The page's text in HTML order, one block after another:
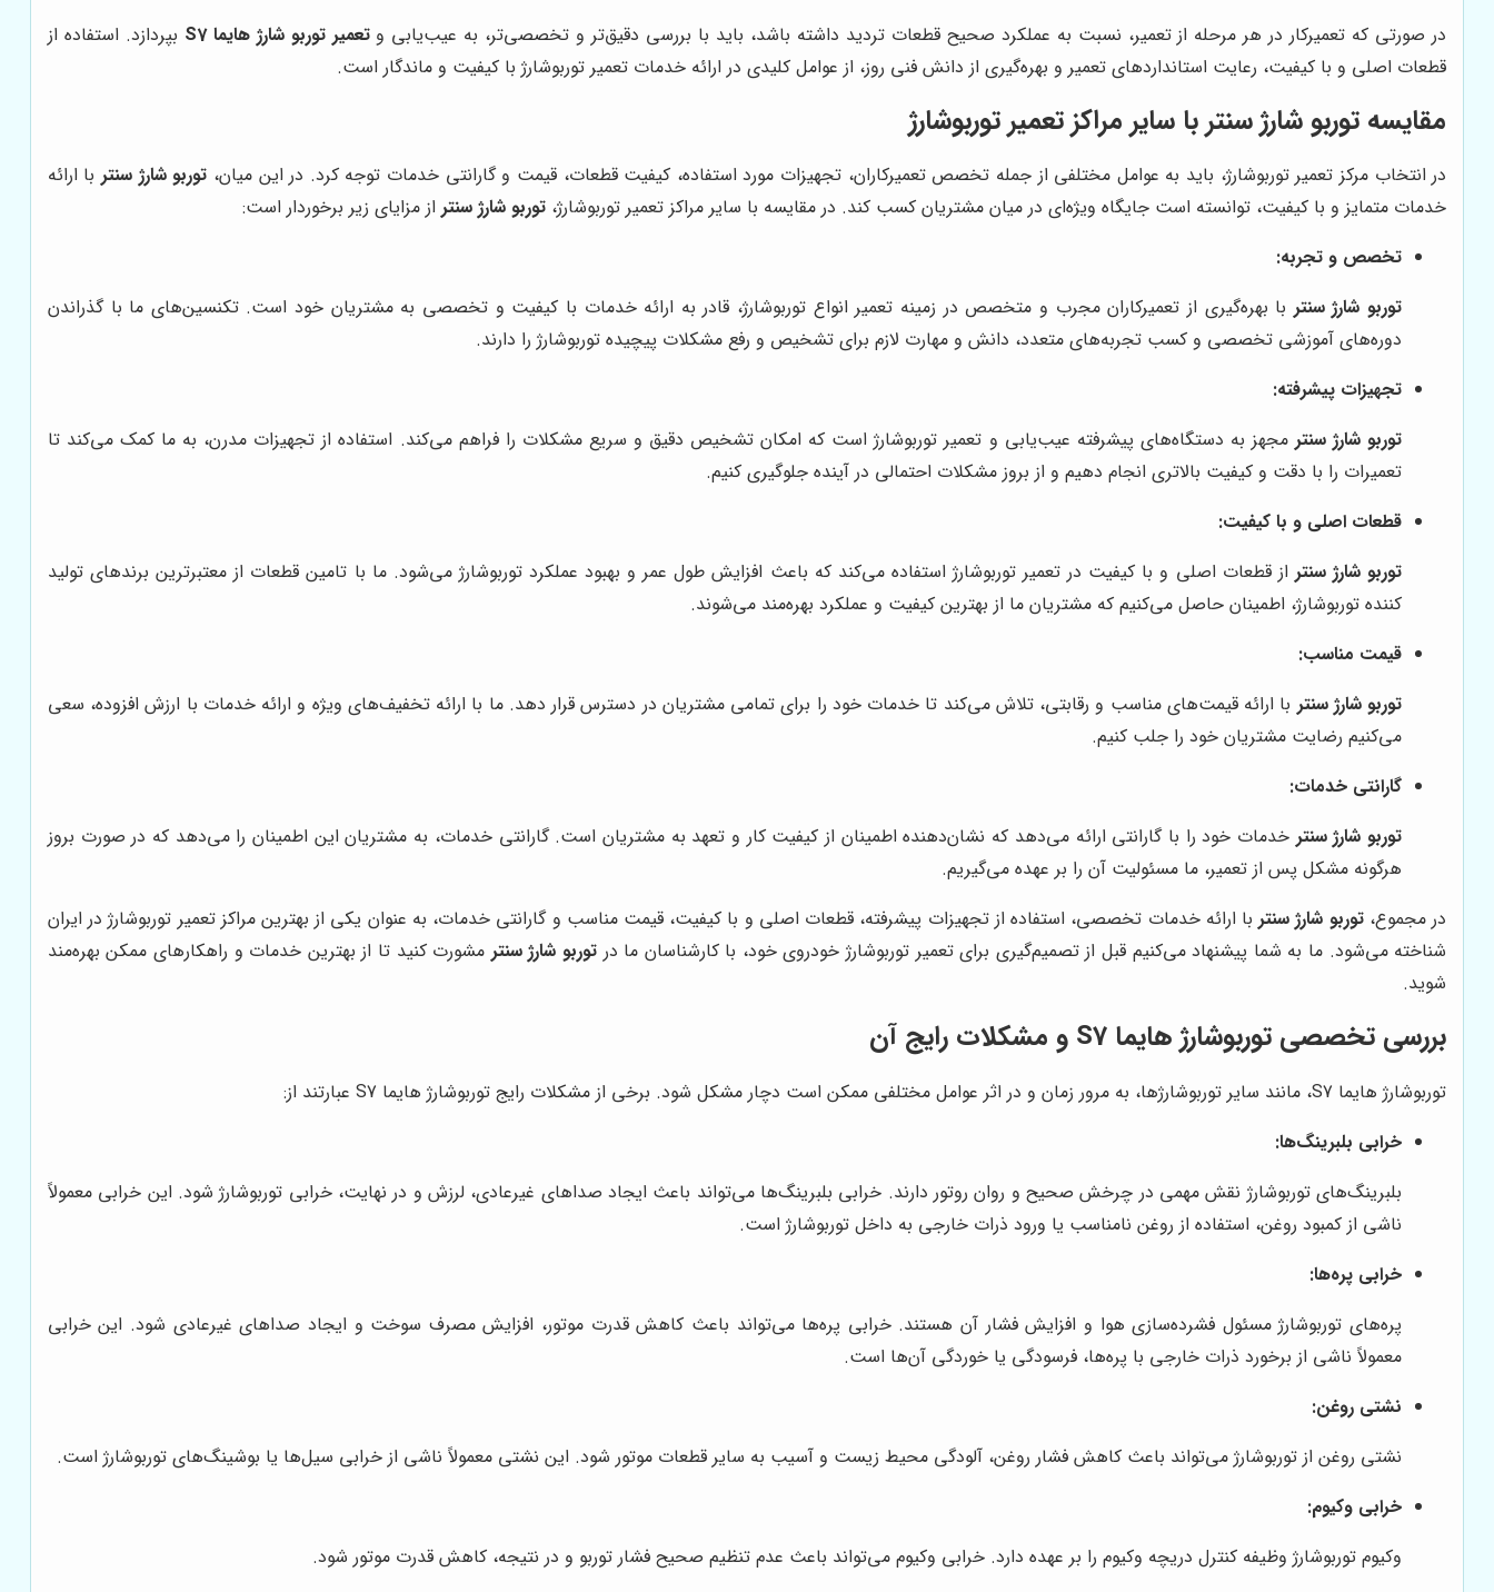
در صورتی که تعمیرکار در هر مرحله از تعمیر، نسبت به عملکرد صحیح قطعات تردید داشته باشد، باید با بررسی دقیق‌تر و تخصصی‌تر، به عیب‌یابی وتعمیر توربو شارژ هایما S7
بپردازد. استفاده از
قطعات اصلی و با کیفیت، رعایت استانداردهای تعمیر و بهره‌گیری از دانش فنی روز، از عوامل کلیدی در ارائه خدمات تعمیر توربوشارژ با کیفیت و ماندگار است.
مقایسه توربو شارژ سنتر با سایر مراکز تعمیر توربوشارژ
در انتخاب مرکز تعمیر توربوشارژ، باید به عوامل مختلفی از جمله تخصص تعمیرکاران، تجهیزات مورد استفاده، کیفیت قطعات، قیمت و گارانتی خدمات توجه کرد. در این میان، توربو شارژ سنتربا ارائه
خدمات متمایز و با کیفیت، توانسته است جایگاه ویژه‌ای در میان مشتریان کسب کند. در مقایسه با سایر مراکز تعمیر توربوشارژ، توربو شارژ سنتراز مزایای زیر برخوردار است:
تخصص و تجربه:
توربو شارژ سنتر با بهره‌گیری از تعمیرکاران مجرب و متخصص در زمینه تعمیر انواع توربوشارژ، قادر به ارائه خدمات با کیفیت و تخصصی به مشتریان خود است. تکنسین‌های ما با گذراندن
دوره‌های آموزشی تخصصی و کسب تجربه‌های متعدد، دانش و مهارت لازم برای تشخیص و رفع مشکلات پیچیده توربوشارژ را دارند.
تجهیزات پیشرفته:
توربو شارژ سنتر مجهز به دستگاه‌های پیشرفته عیب‌یابی و تعمیر توربوشارژ است که امکان تشخیص دقیق و سریع مشکلات را فراهم می‌کند. استفاده از تجهیزات مدرن، به ما کمک می‌کند تا
تعمیرات را با دقت و کیفیت بالاتری انجام دهیم و از بروز مشکلات احتمالی در آینده جلوگیری کنیم.
قطعات اصلی و با کیفیت:
توربو شارژ سنتر از قطعات اصلی و با کیفیت در تعمیر توربوشارژ استفاده می‌کند که باعث افزایش طول عمر و بهبود عملکرد توربوشارژ می‌شود. ما با تامین قطعات از معتبرترین برندهای تولید
کننده توربوشارژ، اطمینان حاصل می‌کنیم که مشتریان ما از بهترین کیفیت و عملکرد بهره‌مند می‌شوند.
قیمت مناسب:
توربو شارژ سنتر با ارائه قیمت‌های مناسب و رقابتی، تلاش می‌کند تا خدمات خود را برای تمامی مشتریان در دسترس قرار دهد. ما با ارائه تخفیف‌های ویژه و ارائه خدمات با ارزش افزوده، سعی
می‌کنیم رضایت مشتریان خود را جلب کنیم.
گارانتی خدمات:
توربو شارژ سنتر خدمات خود را با گارانتی ارائه می‌دهد که نشان‌دهنده اطمینان از کیفیت کار و تعهد به مشتریان است. گارانتی خدمات، به مشتریان این اطمینان را می‌دهد که در صورت بروز
هرگونه مشکل پس از تعمیر، ما مسئولیت آن را بر عهده می‌گیریم.
در مجموع،توربو شارژ سنتربا ارائه خدمات تخصصی، استفاده از تجهیزات پیشرفته، قطعات اصلی و با کیفیت، قیمت مناسب و گارانتی خدمات، به عنوان یکی از بهترین مراکز تعمیر توربوشارژ در ایران
شناخته می‌شود. ما به شما پیشنهاد می‌کنیم قبل از تصمیم‌گیری برای تعمیر توربوشارژ خودروی خود، با کارشناسان ما درتوربو شارژ سنتر مشورت کنید تا از بهترین خدمات و راهکارهای ممکن بهره‌مند
شوید.
بررسی تخصصی توربوشارژ هایما S7 و مشکلات رایج آن
توربوشارژ هایما S7، مانند سایر توربوشارژها، به مرور زمان و در اثر عوامل مختلفی ممکن است دچار مشکل شود. برخی از مشکلات رایج توربوشارژ هایما S7 عبارتند از:
خرابی بلبرینگ‌ها:
بلبرینگ‌های توربوشارژ نقش مهمی در چرخش صحیح و روان روتور دارند. خرابی بلبرینگ‌ها می‌تواند باعث ایجاد صداهای غیرعادی، لرزش و در نهایت، خرابی توربوشارژ شود. این خرابی معمولاً
ناشی از کمبود روغن، استفاده از روغن نامناسب یا ورود ذرات خارجی به داخل توربوشارژ است.
خرابی پره‌ها:
پره‌های توربوشارژ مسئول فشرده‌سازی هوا و افزایش فشار آن هستند. خرابی پره‌ها می‌تواند باعث کاهش قدرت موتور، افزایش مصرف سوخت و ایجاد صداهای غیرعادی شود. این خرابی
معمولاً ناشی از برخورد ذرات خارجی با پره‌ها، فرسودگی یا خوردگی آن‌ها است.
نشتی روغن:
نشتی روغن از توربوشارژ می‌تواند باعث کاهش فشار روغن، آلودگی محیط زیست و آسیب به سایر قطعات موتور شود. این نشتی معمولاً ناشی از خرابی سیل‌ها یا بوشینگ‌های توربوشارژ است.
خرابی وکیوم:
وکیوم توربوشارژ وظیفه کنترل دریچه وکیوم را بر عهده دارد. خرابی وکیوم می‌تواند باعث عدم تنظیم صحیح فشار توربو و در نتیجه، کاهش قدرت موتور شود.